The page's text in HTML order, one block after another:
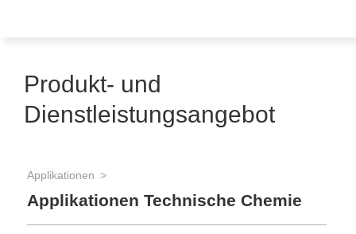
Produkt- und
Dienstleistungsangebot
Applikationen
Applikationen Technische Chemie